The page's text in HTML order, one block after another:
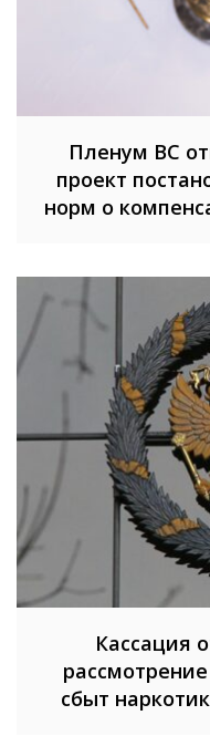
Пленум ВС
проект
норм о
Кассация
сбыт